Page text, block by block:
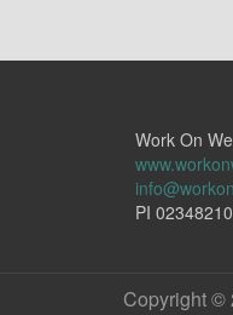
Work On
PI
Copyright ©